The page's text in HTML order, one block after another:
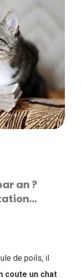
an ?
de poils, il
coute un chat